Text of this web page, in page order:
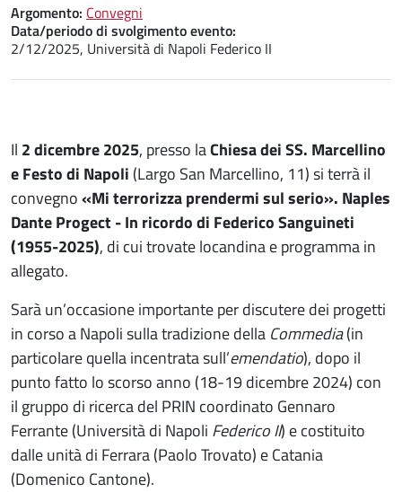
Argomento: Convegni
Data/periodo di svolgimento evento:
2/12/2025, Università di Napoli Federico II
Il 2 dicembre 2025, presso laChiesa dei SS. Marcellino
e Festo di Napoli (Largo San Marcellino, 11) si terrà il
convegno«Mi terrorizza prendermi sul serio». Naples
Dante Progect - In ricordo di Federico Sanguineti
(1955-2025), di cui trovate locandina e programma in
allegato.
Sarà un’occasione importante per discutere dei progetti
in corso a Napoli sulla tradizione della Commedia(in
particolare quella incentrata sull’emendatio), dopo il
punto fatto lo scorso anno (18-19 dicembre 2024) con
il gruppo di ricerca del PRIN coordinato Gennaro
Ferrante (Università di Napoli Federico II) e costituito
dalle unità di Ferrara (Paolo Trovato) e Catania
(Domenico Cantone).